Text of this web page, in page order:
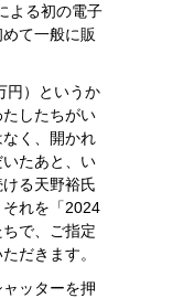
よる初の電子
て一般に販
円）というか
したちがい
く、開かれ
たあと、い
る天野裕氏
れを「2024
で、ご指定
だきます。
ッターを押